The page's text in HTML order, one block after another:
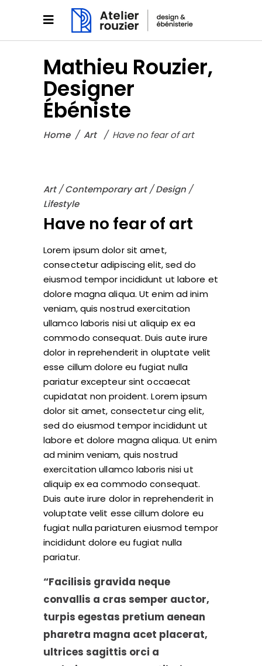
Mathieu Rouzier,
Designer
Ébéniste
Home/ Art / Have no fear of art
Art/Contemporary art/Design /
Lifestyle
Have no fear of art
Lorem ipsum dolor sit amet,
consectetur adipiscing elit, sed do
eiusmod tempor incididunt ut labore et
dolore magna aliqua. Ut enim ad inim
veniam, quis nostrud exercitation
ullamco laboris nisi ut aliquip ex ea
commodo consequat. Duis aute irure
dolor in reprehenderit in oluptate velit
esse cillum dolore eu fugiat nulla
pariatur excepteur sint occaecat
cupidatat non proident. Lorem ipsum
dolor sit amet, consectetur cing elit,
sed do eiusmod tempor incididunt ut
labore et dolore magna aliqua. Ut enim
ad minim veniam, quis nostrud
exercitation ullamco laboris nisi ut
aliquip ex ea commodo consequat.
Duis aute irure dolor in reprehenderit in
voluptate velit esse cillum dolore eu
fugiat nulla pariaturen eiusmod tempor
incididunt dolore eu fugiat nulla
pariatur.
“Facilisis gravida neque
convallis a cras semper auctor,
turpis egestas pretium aenean
pharetra magna acet placerat,
ultrices sagittis orci a